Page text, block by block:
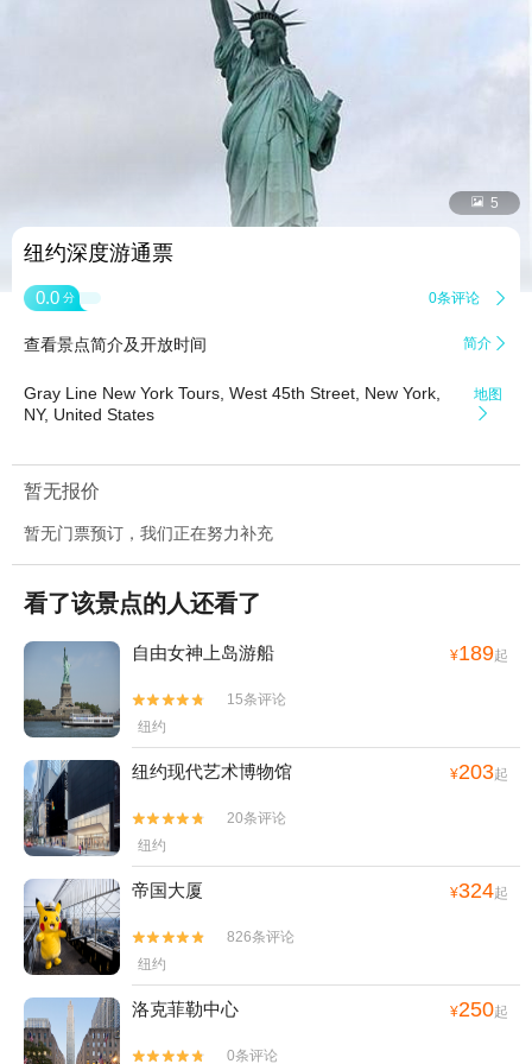
 5
纽约深度游通票
0.0 分 0条评论 
查看景点简介及开放时间 简介 
Gray Line New York Tours, West 45th Street, New York,
NY, United States
地图

暂无报价
暂无门票预订，我们正在努力补充
看了该景点的人还看了
自由女神上岛游船 ¥189起


15条评论
纽约
纽约现代艺术博物馆 ¥203起


20条评论
纽约
帝国大厦 ¥324起


826条评论
纽约
洛克菲勒中心 ¥250起

 0条评论